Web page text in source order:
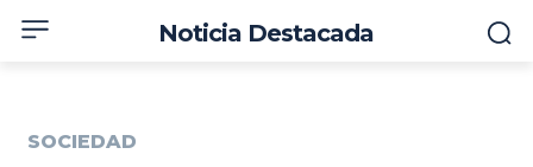
Noticia Destacada
SOCIEDAD